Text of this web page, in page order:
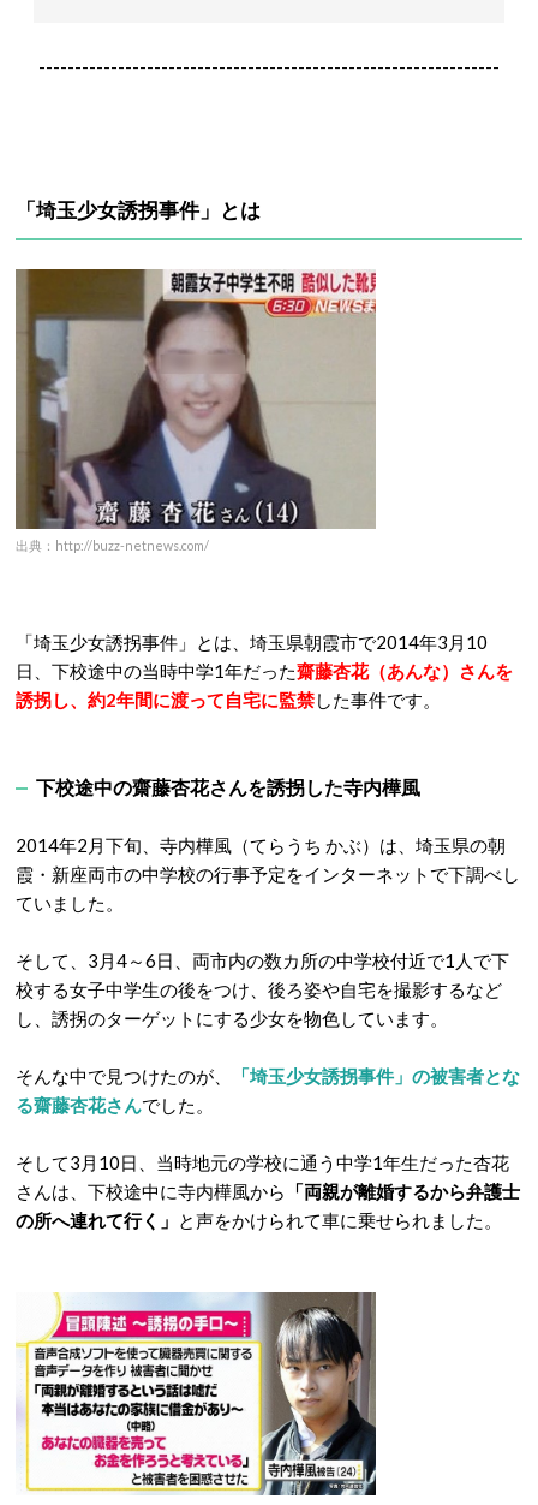
----------------------------------------------------------------
「埼玉少女誘拐事件」とは
出典：http://buzz-netnews.com/
「埼玉少女誘拐事件」とは、埼玉県朝霞市で2014年3月10
日、下校途中の当時中学1年だった齋藤杏花（あんな）さんを
誘拐し、 約2年間に渡って自宅に監禁した事件です。
下校途中の齋藤杏花さんを誘拐した寺内樺風
2014年2月下旬、寺内樺風（てらうち かぶ）は、埼玉県の朝
霞・新座両市の中学校の行事予定をインターネットで下調べし
ていました。
そして、3月4～6日、両市内の数カ所の中学校付近で1人で下
校する女子中学生の後をつけ、後ろ姿や自宅を撮影するなど
し、誘拐のターゲットにする少女を物色しています。
そんな中で見つけたのが、
「埼玉少女誘拐事件」の被害者とな
る齋藤杏花さんでした。
そして3月10日、当時地元の学校に通う中学1年生だった杏花
さんは、下校途中に寺内樺風から
「両親が離婚するから弁護士
の所へ連れて行く」 と声をかけられて車に乗せられました。